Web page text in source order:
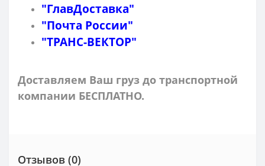
"ГлавДоставка"
"Почта России"
"ТРАНС-ВЕКТОР"
Доставляем Ваш груз до транспортной
компании БЕСПЛАТНО.
Отзывов (0)